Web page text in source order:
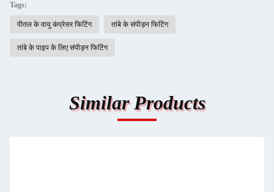
Tags:
पीतल के वायु कंप्रेसर फिटिंग तांबे के संपीड़न फिटिंग
तांबे के पाइप के लिए संपीड़न फिटिंग
Similar Products